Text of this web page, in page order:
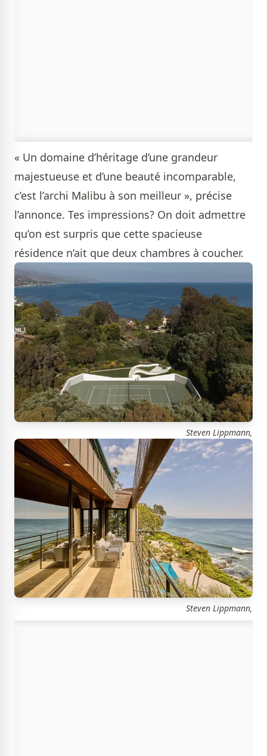
« Un domaine d’héritage d’une grandeur
majestueuse et d’une beauté incomparable,
c’est l’archi Malibu à son meilleur », précise
l’annonce. Tes impressions? On doit admettre
qu’on est surpris que cette spacieuse
résidence n’ait que deux chambres à coucher.
Steven Lippmann,
Steven Lippmann,